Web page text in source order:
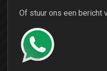
Of stuur ons een bericht